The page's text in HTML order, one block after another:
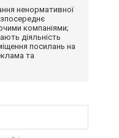
ненормативної
компаніями;
діяльність
посилань на
та